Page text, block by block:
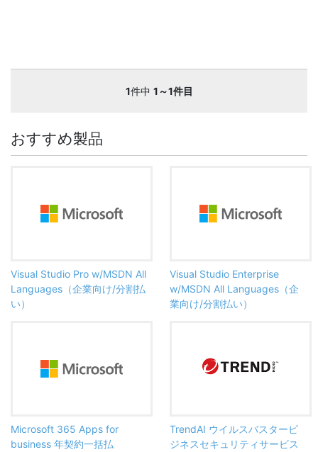
1件中 1～1件目
おすすめ製品
Visual Studio Pro w/MSDN All
Languages（企業向け/分割払
い）
Visual Studio Enterprise
w/MSDN All Languages（企
業向け/分割払い）
Microsoft 365 Apps for
business 年契約一括払
TrendAI ウイルスバスタービ
ジネスセキュリティサービス